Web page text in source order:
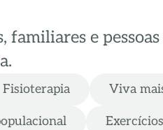
e
Fisioterapia Viva